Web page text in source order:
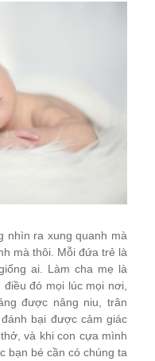
nhìn ra xung quanh mà
mà thôi. Mỗi đứa trẻ là
ai. Làm cha mẹ là
đó mọi lúc mọi nơi,
được nâng niu, trân
bại được cảm giác
và khi con cựa mình
bạn bé cần có chúng ta